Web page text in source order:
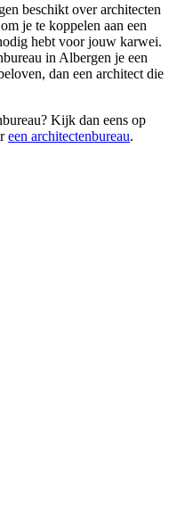
beschikt over architecten
je te koppelen aan een
hebt voor jouw karwei.
in Albergen je een
dan een architect die
Kijk dan eens op
een architectenbureau.